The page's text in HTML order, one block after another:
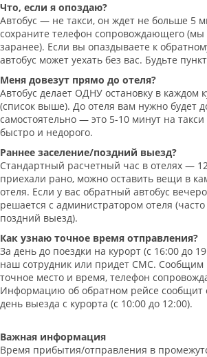
Что, если я опоздаю?
Автобус — не такси, он ждет не больше 5
сохраните телефон сопровождающего
заранее). Если вы опаздываете к
автобус может уехать без вас. Будьте
Меня довезут прямо до отеля?
Автобус делает ОДНУ остановку в каждом
(список выше). До отеля вам нужно будет
самостоятельно — это 5-10 минут на
быстро и недорого.
Раннее заселение/поздний выезд?
Стандартный расчетный час в отелях —
приехали рано, можно оставить вещи в
отеля. Если у вас обратный автобус
решается с администратором отеля
поздний выезд).
Как узнаю точное время отправления?
За день до поездки на курорт (с 16:00 до
наш сотрудник или придет СМС. Сообщим
точное место и время, телефон
Информацию об обратном рейсе
день выезда с курорта (с 10:00 до 12:00).
Важная информация
Время прибытия/отправления в